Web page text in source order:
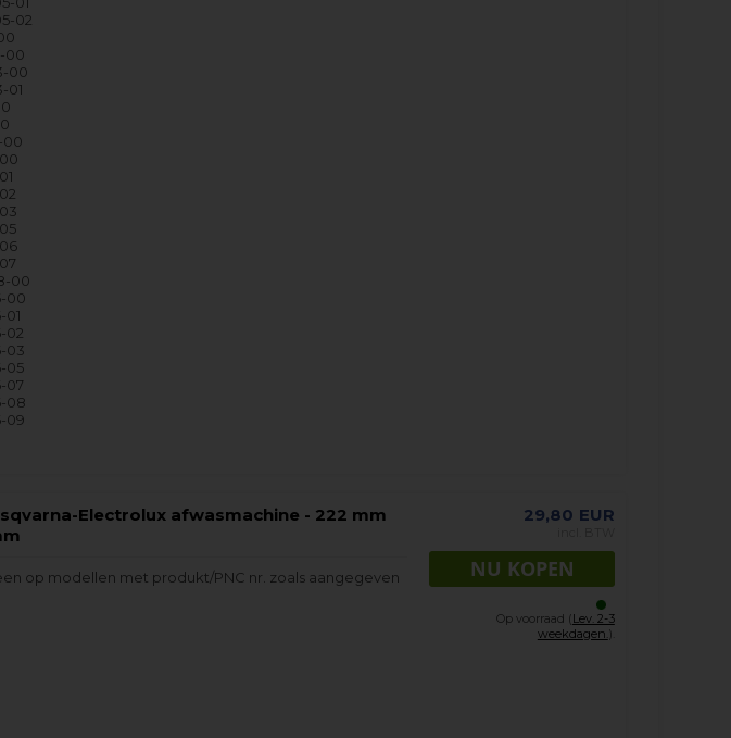
02
00
00
01
00
00
00
01
02
03
05
07
08
09
Electrolux afwasmachine - 222 mm
op modellen met produkt/PNC nr. zoals aangegeven
29,80 EUR
Op voorraad (Lev. 2-3
weekdagen. ).